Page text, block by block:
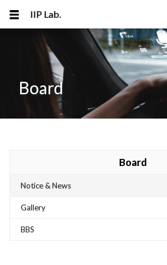
IIP Lab.
Board
Board
Notice & News
Gallery
BBS